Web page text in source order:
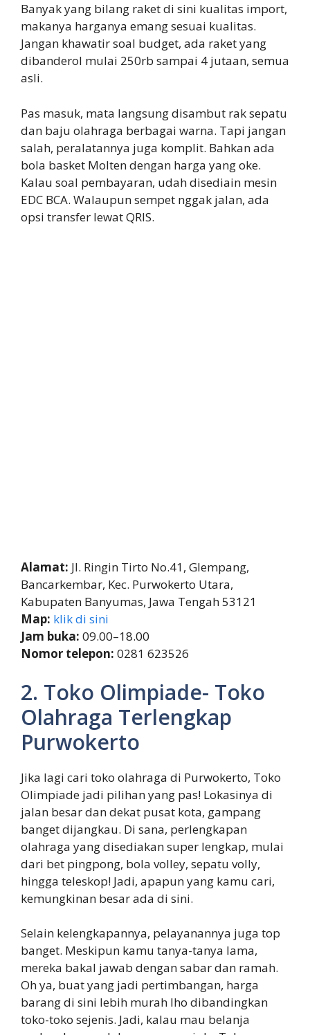
Banyak yang bilang raket di sini kualitas import,
makanya harganya emang sesuai kualitas.
Jangan khawatir soal budget, ada raket yang
dibanderol mulai 250rb sampai 4 jutaan, semua
asli.
Pas masuk, mata langsung disambut rak sepatu
dan baju olahraga berbagai warna. Tapi jangan
salah, peralatannya juga komplit. Bahkan ada
bola basket Molten dengan harga yang oke.
Kalau soal pembayaran, udah disediain mesin
EDC BCA. Walaupun sempet nggak jalan, ada
opsi transfer lewat QRIS.
Alamat: Jl. Ringin Tirto No.41, Glempang,
Bancarkembar, Kec. Purwokerto Utara,
Kabupaten Banyumas, Jawa Tengah 53121
Map: klik di sini
Jam buka: 09.00–18.00
Nomor telepon: 0281 623526
2. Toko Olimpiade- Toko
Olahraga Terlengkap
Purwokerto
Jika lagi cari toko olahraga di Purwokerto, Toko
Olimpiade jadi pilihan yang pas! Lokasinya di
jalan besar dan dekat pusat kota, gampang
banget dijangkau. Di sana, perlengkapan
olahraga yang disediakan super lengkap, mulai
dari bet pingpong, bola volley, sepatu volly,
hingga teleskop! Jadi, apapun yang kamu cari,
kemungkinan besar ada di sini.
Selain kelengkapannya, pelayanannya juga top
banget. Meskipun kamu tanya-tanya lama,
mereka bakal jawab dengan sabar dan ramah.
Oh ya, buat yang jadi pertimbangan, harga
barang di sini lebih murah lho dibandingkan
toko-toko sejenis. Jadi, kalau mau belanja